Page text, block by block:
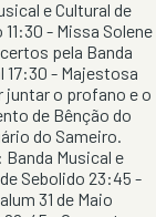
e Cultural de
- Missa Solene
pela Banda
17:30 - Majestosa
juntar o profano e o
de Bênção do
do Sameiro.
Musical e
Sebolido 23:45 -
31 de Maio